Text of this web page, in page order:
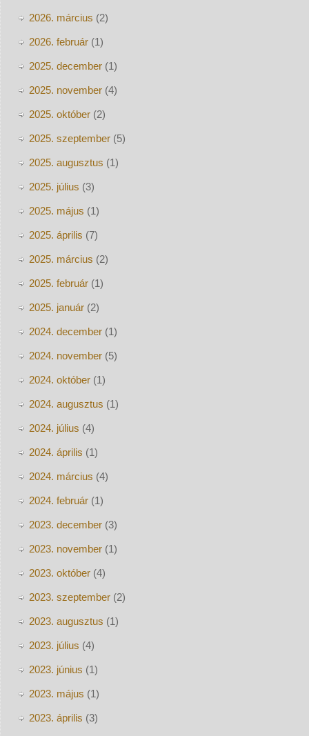
2026. március (2)
2026. február(1)
2025. december(1)
2025. november(4)
2025. október(2)
2025. szeptember(5)
2025. augusztus (1)
2025. július (3)
2025. május (1)
2025. április (7)
2025. március (2)
2025. február(1)
2025. január(2)
2024. december(1)
2024. november(5)
2024. október(1)
2024. augusztus (1)
2024. július (4)
2024. április (1)
2024. március (4)
2024. február(1)
2023. december(3)
2023. november(1)
2023. október(4)
2023. szeptember(2)
2023. augusztus (1)
2023. július (4)
2023. június (1)
2023. május (1)
2023. április (3)